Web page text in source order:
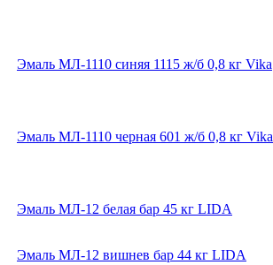
Эмаль МЛ-1110 синяя 1115 ж/б 0,8 кг Vika
Эмаль МЛ-1110 черная 601 ж/б 0,8 кг Vika
Эмаль МЛ-12 белая бар 45 кг LIDA
Эмаль МЛ-12 вишнев бар 44 кг LIDA